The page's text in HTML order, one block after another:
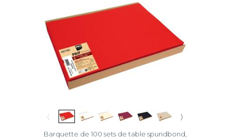
〈 〉
Barquette de 100 sets de table spundbond,